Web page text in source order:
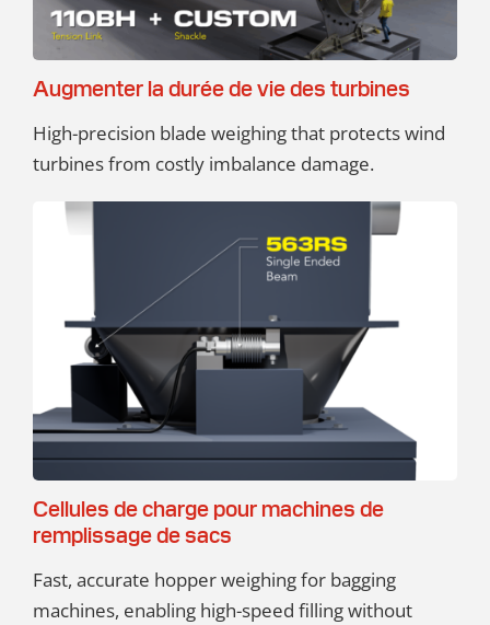
Augmenter la durée de vie des turbines
High-precision blade weighing that protects wind
turbines from costly imbalance damage.
Cellules de charge pour machines de
remplissage de sacs
Fast, accurate hopper weighing for bagging
machines, enabling high-speed filling without